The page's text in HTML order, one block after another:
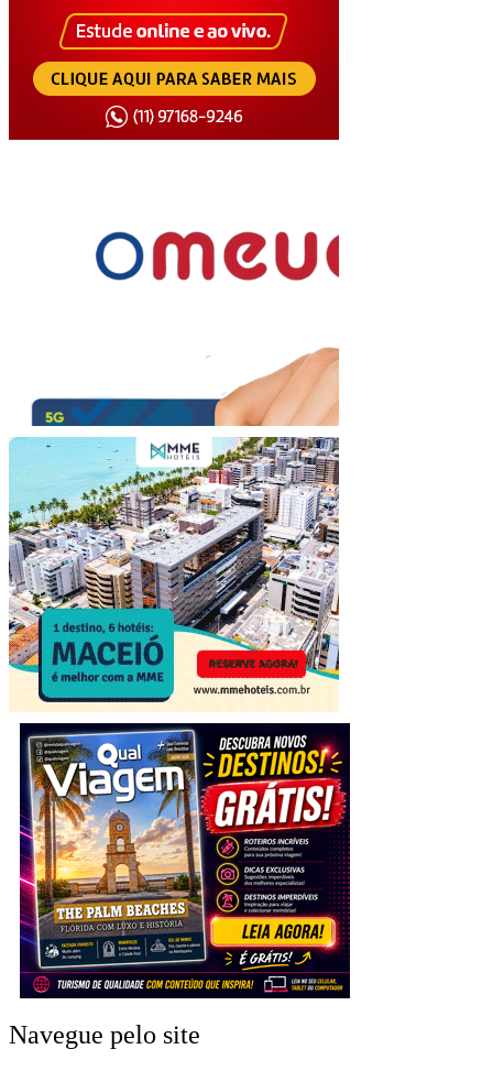
Navegue pelo site